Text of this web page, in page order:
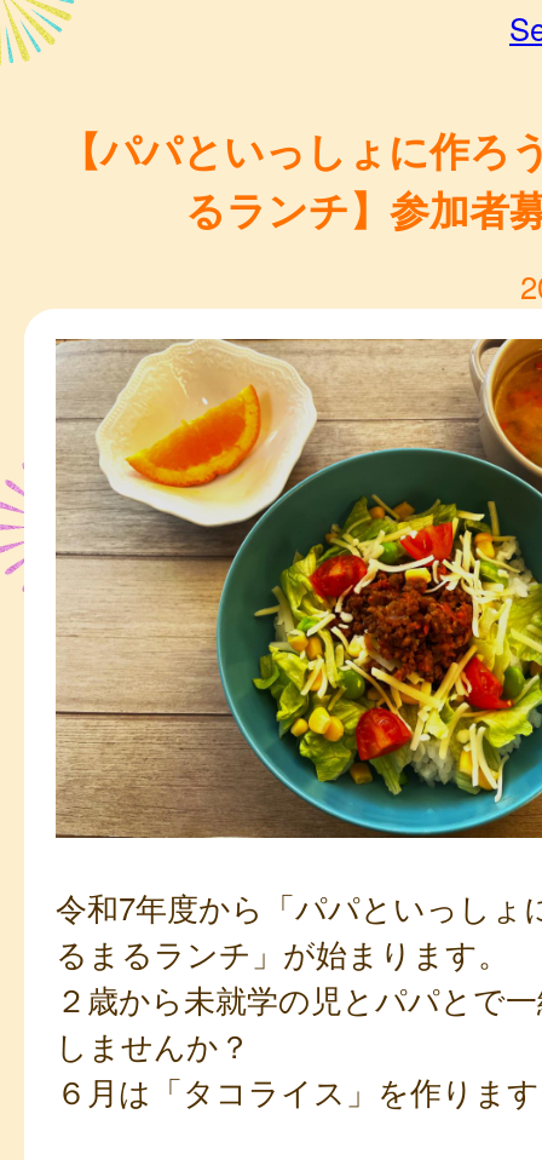
【パパといっしょに作
るランチ】参加者
令和7年度から「パパといっし
るまるランチ」が始まります。
２歳から未就学の児とパパとで
しませんか？
６月は「タコライス」を作りま